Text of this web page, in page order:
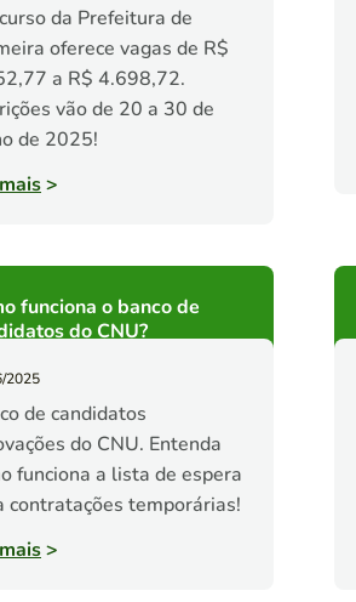
da Prefeitura de
oferece vagas de R$
a R$ 4.698,72.
vão de 20 a 30 de
de 2025!
>
funciona o banco de
do CNU?
2025
de candidatos
do CNU. Entenda
funciona a lista de espera
contratações temporárias!
>